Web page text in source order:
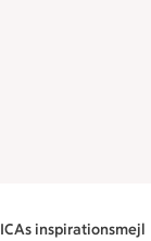
ICAs inspirationsmejl